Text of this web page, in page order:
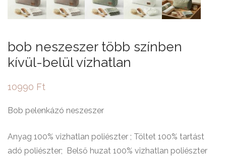
bob neszeszer több színben
kívül-belül vízhatlan
10990 Ft
Bob pelenkázó neszeszer
Anyag 100% vizhatlan poliészter ; Töltet 100% tartást
adó poliészter; Belső huzat 100% vizhatlan poliészter